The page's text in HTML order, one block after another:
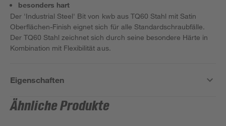
besonders hart
Der 'Industrial Steel' Bit von kwb aus TQ60 Stahl mit Satin
Oberflächen-Finish eignet sich für alle Standardschraubfälle.
Der TQ60 Stahl zeichnet sich durch seine besondere Härte in
Kombination mit Flexibilität aus.
Eigenschaften
Ähnliche Produkte